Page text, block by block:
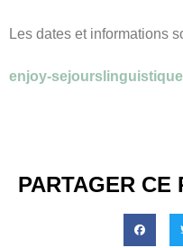
Les dates et informations
enjoy-
PARTAGER CE